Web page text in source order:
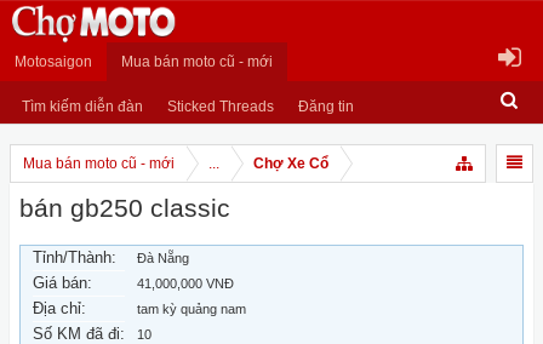
Motosaigon Mua bán moto cũ - mới
Tìm kiếm diễn đàn Sticked Threads Đăng tin
Mua bán moto cũ - mới ... Chợ Xe Cổ
bán gb250 classic
Tỉnh/Thành: Đà Nẵng
Giá bán: 41,000,000 VNĐ
Địa chỉ: tam kỳ quảng nam
Số KM đã đi: 10